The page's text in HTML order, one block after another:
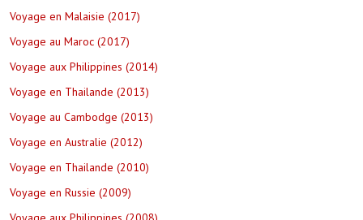
Voyage en Malaisie (2017)
Voyage au Maroc (2017)
Voyage aux Philippines (2014)
Voyage en Thailande (2013)
Voyage au Cambodge (2013)
Voyage en Australie (2012)
Voyage en Thailande (2010)
Voyage en Russie (2009)